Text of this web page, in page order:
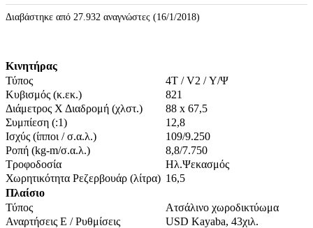
Διαβάστηκε από 27.932 αναγνώστες (16/1/2018)
Κινητήρας
Τύπος
4Τ / V2 / Υ/Ψ
Κυβισμός (κ.εκ.)
821
Διάμετρος Χ Διαδρομή (χλστ.)
88 x 67,5
Συμπίεση (:1)
12,8
Ισχύς (ίπποι / σ.α.λ.)
109/9.250
Ροπή (kg-m/σ.α.λ.)
8,8/7.750
Τροφοδοσία
Ηλ.Ψεκασμός
Χωρητικότητα Ρεζερβουάρ (λίτρα) 16,5
Πλαίσιο
Τύπος
Ατσάλινο χωροδικτύωμα
Αναρτήσεις Ε / Ρυθμίσεις
USD Kayaba, 43χιλ.